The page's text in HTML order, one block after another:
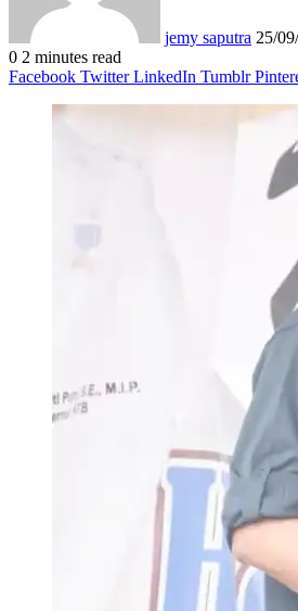
jemy saputra 25/
0 2 minutes read
Facebook Twitter LinkedIn Tumblr